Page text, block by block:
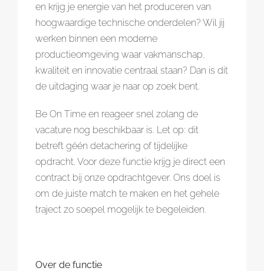
en krijg je energie van het produceren van
hoogwaardige technische onderdelen? Wil jij
werken binnen een moderne
productieomgeving waar vakmanschap,
kwaliteit en innovatie centraal staan? Dan is dit
de uitdaging waar je naar op zoek bent.
Be On Time en reageer snel zolang de
vacature nog beschikbaar is. Let op: dit
betreft géén detachering of tijdelijke
opdracht. Voor deze functie krijg je direct een
contract bij onze opdrachtgever. Ons doel is
om de juiste match te maken en het gehele
traject zo soepel mogelijk te begeleiden.
Over de functie